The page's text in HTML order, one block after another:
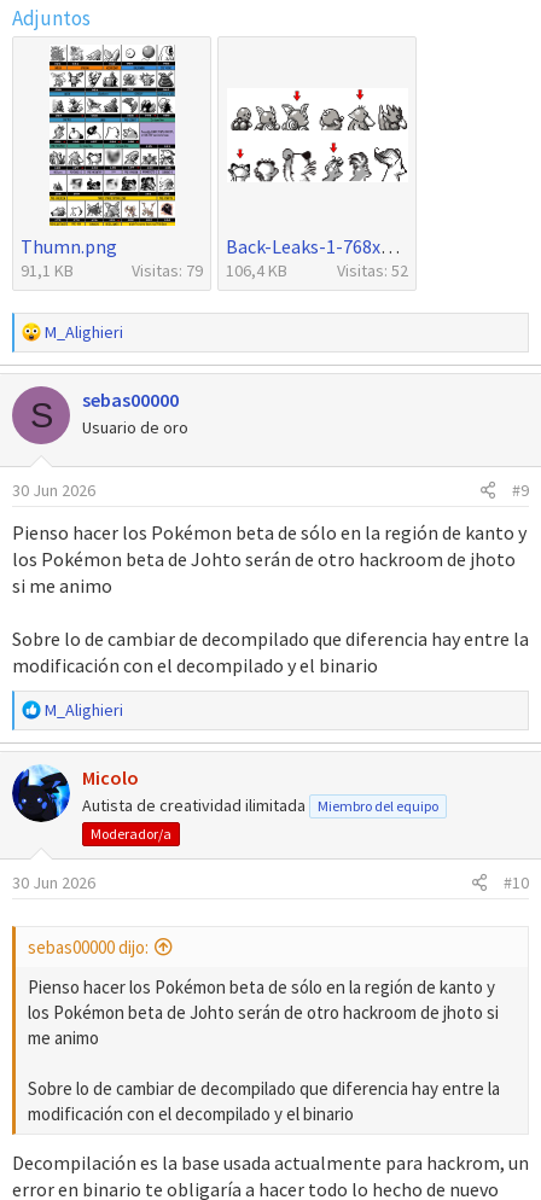
Adjuntos
Thumn.png
91,1 KB Visitas: 79
Back-Leaks-1-768x397.png
106,4 KB Visitas: 52
R
e
a
c
c
i
o
n
s
:
M_Alighieri
S sebas00000
Usuario de oro
30 Jun 2026 #9
Pienso hacer los Pokémon beta de sólo en la región de kanto y
los Pokémon beta de Johto serán de otro hackroom de jhoto
si me animo
Sobre lo de cambiar de decompilado que diferencia hay entre la
modificación con el decompilado y el binario
R
e
a
c
c
i
e
:
M_Alighieri
Micolo
Autista de creatividad ilimitada
Miembro del equipo
Moderador/a
30 Jun 2026 #10
sebas00000 dijo:
Pienso hacer los Pokémon beta de sólo en la región de kanto y
los Pokémon beta de Johto serán de otro hackroom de jhoto si
me animo
Sobre lo de cambiar de decompilado que diferencia hay entre la
modificación con el decompilado y el binario
Decompilación es la base usada actualmente para hackrom, un
error en binario te obligaría a hacer todo lo hecho de nuevo